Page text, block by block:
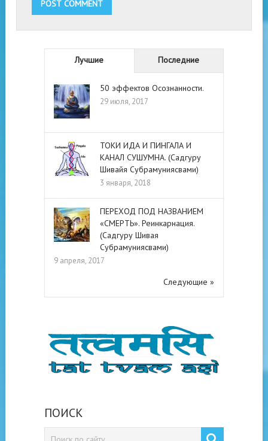
Лучшие Последние
50 эффектов Осознанности.
29 июля, 2017
ТОКИ ИДА И ПИНГАЛА И
КАНАЛ СУШУМНА. (Садгуру
Шивайя Субрамуниясвами)
3 января, 2018
ПЕРЕХОД ПОД НАЗВАНИЕМ
«СМЕРТЬ». Реинкарнация.
(Садгуру Шивая
Субрамуниясвами)
9 апреля, 2017
Следующие »
ПОИСК